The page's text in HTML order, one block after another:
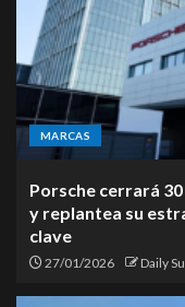
MARCAS
Porsche cerrará
y replantea su
clave
27/01/2026 Daily